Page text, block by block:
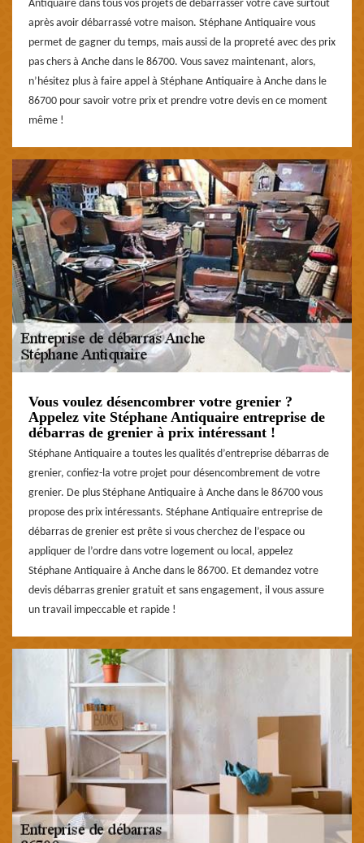
Antiquaire dans tous vos projets de débarrasser votre cave surtout
après avoir débarrassé votre maison. Stéphane Antiquaire vous
permet de gagner du temps, mais aussi de la propreté avec des prix
pas chers à Anche dans le 86700. Vous savez maintenant, alors,
n’hésitez plus à faire appel à Stéphane Antiquaire à Anche dans le
86700 pour savoir votre prix et prendre votre devis en ce moment
même !
Vous voulez désencombrer votre grenier ?
Appelez vite Stéphane Antiquaire entreprise de
débarras de grenier à prix intéressant !
Stéphane Antiquaire a toutes les qualités d’entreprise débarras de
grenier, confiez-la votre projet pour désencombrement de votre
grenier. De plus Stéphane Antiquaire à Anche dans le 86700 vous
propose des prix intéressants. Stéphane Antiquaire entreprise de
débarras de grenier est prête si vous cherchez de l’espace ou
appliquer de l’ordre dans votre logement ou local, appelez
Stéphane Antiquaire à Anche dans le 86700. Et demandez votre
devis débarras grenier gratuit et sans engagement, il vous assure
un travail impeccable et rapide !